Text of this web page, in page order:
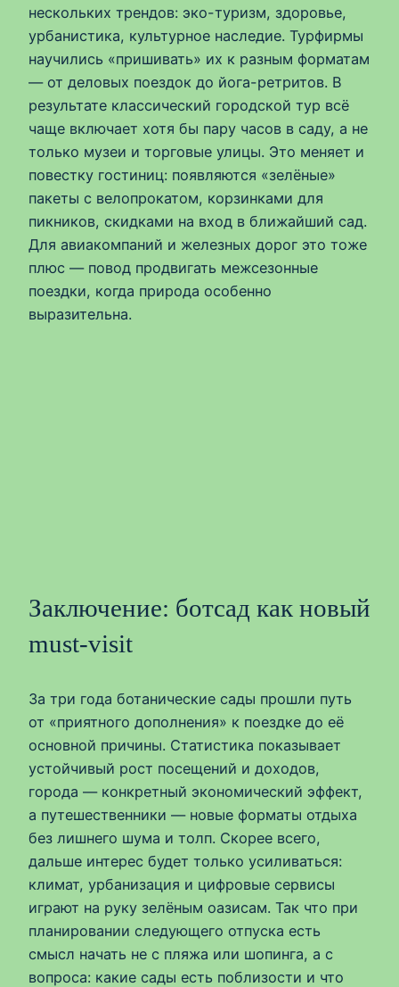
нескольких трендов: эко-туризм, здоровье,
урбанистика, культурное наследие. Турфирмы
научились «пришивать» их к разным форматам
— от деловых поездок до йога-ретритов. В
результате классический городской тур всё
чаще включает хотя бы пару часов в саду, а не
только музеи и торговые улицы. Это меняет и
повестку гостиниц: появляются «зелёные»
пакеты с велопрокатом, корзинками для
пикников, скидками на вход в ближайший сад.
Для авиакомпаний и железных дорог это тоже
плюс — повод продвигать межсезонные
поездки, когда природа особенно
выразительна.
Заключение: ботсад как новый
must‑visit
За три года ботанические сады прошли путь
от «приятного дополнения» к поездке до её
основной причины. Статистика показывает
устойчивый рост посещений и доходов,
города — конкретный экономический эффект,
а путешественники — новые форматы отдыха
без лишнего шума и толп. Скорее всего,
дальше интерес будет только усиливаться:
климат, урбанизация и цифровые сервисы
играют на руку зелёным оазисам. Так что при
планировании следующего отпуска есть
смысл начать не с пляжа или шопинга, а с
вопроса: какие сады есть поблизости и что